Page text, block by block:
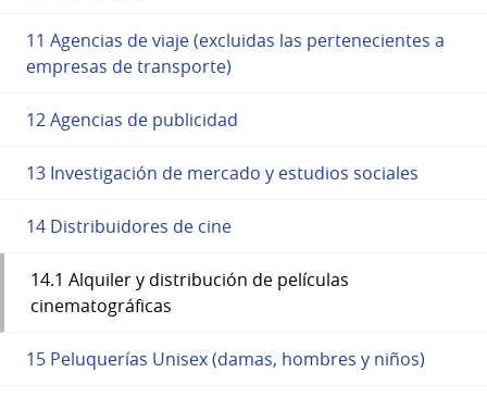
11 Agencias de viaje (excluidas las pertenecientes a
empresas de transporte)
12 Agencias de publicidad
13 Investigación de mercado y estudios sociales
14 Distribuidores de cine
14.1 Alquiler y distribución de películas
cinematográficas
15 Peluquerías Unisex (damas, hombres y niños)